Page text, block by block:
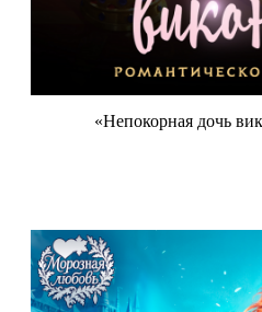
«Непокорная дочь